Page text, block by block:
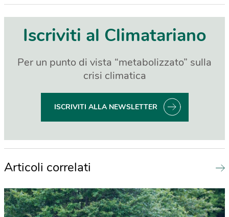
Iscriviti al Climatariano
Per un punto di vista “metabolizzato” sulla
crisi climatica
ISCRIVITI ALLA NEWSLETTER
Articoli correlati